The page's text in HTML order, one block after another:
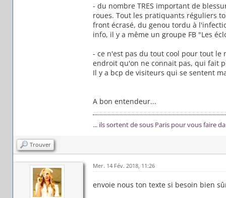
- du nombre TRES important de
roues. Tout les pratiquants réguliers
front écrasé, du genou tordu à
info, il y a même un groupe FB "Les
- ce n'est pas du tout cool pour tout
endroit qu'on ne connait pas, qui fait
Il y a bcp de visiteurs qui se sentent
A bon entendeur...
... ils sortent de sous Paris pour vous faire
Trouver
Mer. 14 Fév. 2018, 11:26
envoie nous ton texte si besoin bien